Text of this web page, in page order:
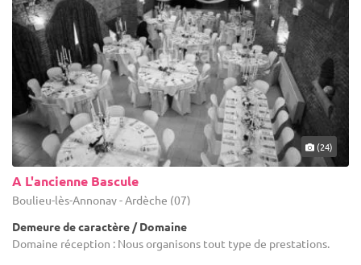
(24)
A L'ancienne Bascule
Boulieu-lès-Annonay - Ardèche (07)
Demeure de caractère / Domaine
Domaine réception : Nous organisons tout type de prestations.